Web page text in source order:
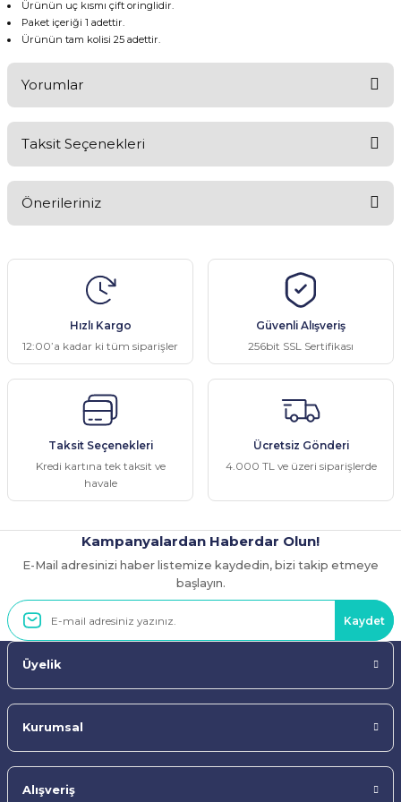
Ürünün uç kısmı çift oringlidir.
Paket içeriği 1 adettir.
Ürünün tam kolisi 25 adettir.
Yorumlar
Taksit Seçenekleri
Önerileriniz
konularda yetersiz gördüğünüz noktaları öneri formunu kullanarak
tarafımıza iletebilirsiniz.
Görüş ve önerileriniz için teşekkür ederiz.
Ürün resmi kalitesiz, bozuk veya görüntülenemiyor.
Ürün bilgilerinde hatalar bulunuyor.
Ürün fiyatı diğer sitelerden daha pahalı.
Bu ürüne benzer farklı alternatifler olmalı.
Gönder
Hızlı Kargo
12:00’a kadar ki tüm siparişler
Güvenli Alışveriş
256bit SSL Sertifikası
Taksit Seçenekleri
Kredi kartına tek taksit ve
havale
Ücretsiz Gönderi
4.000 TL ve üzeri siparişlerde
Kampanyalardan Haberdar Olun!
E-Mail adresinizi haber listemize kaydedin, bizi takip etmeye
başlayın.
Kaydet
Üyelik
Kurumsal
Alışveriş